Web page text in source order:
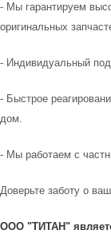
- Мы гарантируем
оригинальных
- Индивидуальный
- Быстрое
дом.
- Мы работаем с
Доверьте заботу о
ООО "ТИТАН"